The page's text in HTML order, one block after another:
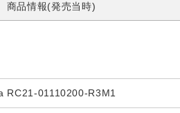
商品情報(発売当時)
RC21-01110200-R3M1